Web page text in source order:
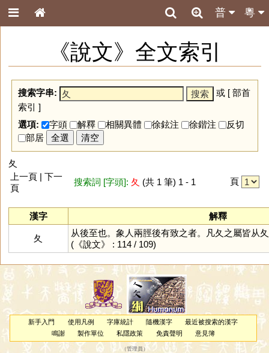
粵
普
《說文》全文索引
搜索字串: 或 [ 部首
索引 ]
選項:
字頭 解釋 相關異體 徐鉉注 徐鍇注
反切
部居
全選 清空
夂
上一頁 | 下一
頁
搜索詞 [字頭]: 夂 (共 1 筆) 1 - 1 頁
漢字 解釋
夂
从後至也。象人兩脛後有致之者。凡夂之屬皆从
(《說文》 : 114 / 109)
新手入門 使用凡例 字庫統計 隨機漢字
最近被搜索的漢字
鳴謝
製作單位 私隱政策 免責聲明 意見簿
（管理員 ）